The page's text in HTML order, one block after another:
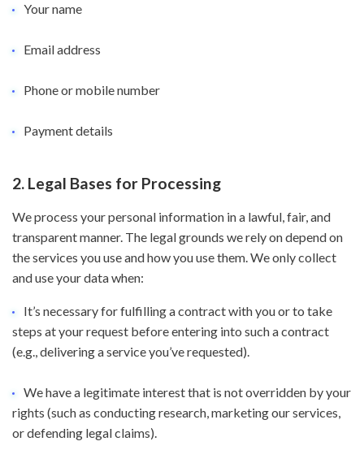
Your name
Email address
Phone or mobile number
Payment details
2. Legal Bases for Processing
We process your personal information in a lawful, fair, and
transparent manner. The legal grounds we rely on depend on
the services you use and how you use them. We only collect
and use your data when:
It’s necessary for fulfilling a contract with you or to take
steps at your request before entering into such a contract
(e.g., delivering a service you’ve requested).
We have a legitimate interest that is not overridden by your
rights (such as conducting research, marketing our services,
or defending legal claims).